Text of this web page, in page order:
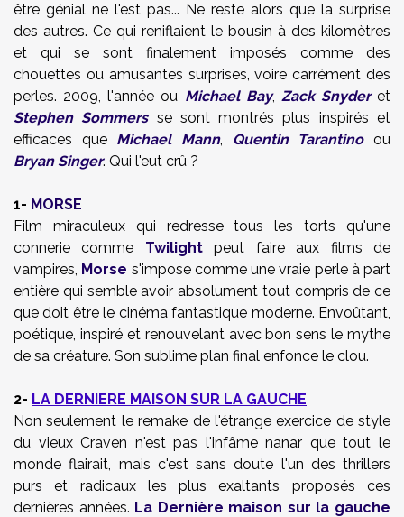
être génial ne l'est pas... Ne reste alors que la surprise
des autres. Ce qui reniflaient le bousin à des kilomètres
et qui se sont finalement imposés comme des
chouettes ou amusantes surprises, voire carrément des
perles. 2009, l'année ou Michael Bay, Zack Snyderet
Stephen Sommersse sont montrés plus inspirés et
efficaces que Michael Mann, Quentin Tarantinoou
Bryan Singer. Qui l'eut crû ?
1- MORSE
Film miraculeux qui redresse tous les torts qu'une
connerie comme Twilightpeut faire aux films de
vampires, Morse s'impose comme une vraie perle à part
entière qui semble avoir absolument tout compris de ce
que doit être le cinéma fantastique moderne. Envoûtant,
poétique, inspiré et renouvelant avec bon sens le mythe
de sa créature. Son sublime plan final enfonce le clou.
2- LA DERNIERE MAISON SUR LA GAUCHE
Non seulement le remake de l'étrange exercice de style
du vieux Craven n'est pas l'infâme nanar que tout le
monde flairait, mais c'est sans doute l'un des thrillers
purs et radicaux les plus exaltants proposés ces
dernières années. La Dernière maison sur la gauche